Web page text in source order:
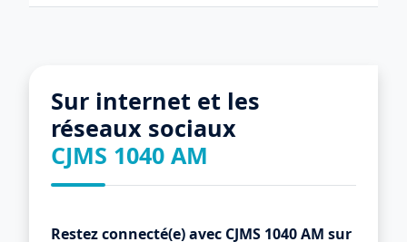
Sur internet et les
réseaux sociaux
CJMS 1040 AM
Restez connecté(e) avec CJMS 1040 AM sur